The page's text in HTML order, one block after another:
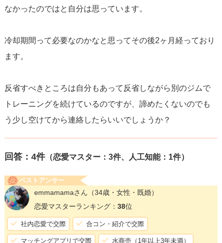
なかったのではと自分は思っています。
冷却期間って必要なのかなと思ってその後2ヶ月経っており
ます。
反省すべきところは自分もあって反省しながら別のジムで
トレーニングを続けているのですが、諦めたくないのでも
う少し空けてから連絡したらいいでしょうか？
回答： 4件（恋愛マスター：3件、人工知能：1件）
ベストアンサー
emmamamaさん （34歳・女性・既婚）
恋愛マスターランキング： 38位
社内恋愛で交際 合コン・紹介で交際
マッチングアプリで交際 水商売（1年以上3年未満）